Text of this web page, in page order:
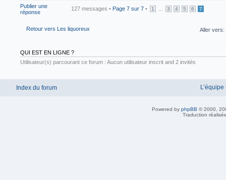
Publier une
réponse
127 messages • Page 7 sur 7 • 1 3 4 5 6 7
Retour vers Les liquoreux Aller vers:
QUI EST EN LIGNE ?
Utilisateur(s) parcourant ce forum : Aucun utilisateur inscrit and 2 invités
Index du forum L’équipe
Powered by phpBB © 2000,
Traduction